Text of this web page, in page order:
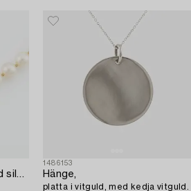
Collier odlade pärlor med silverlås.
1486153
Hänge,
platta i vitguld, med kedja vitguld.